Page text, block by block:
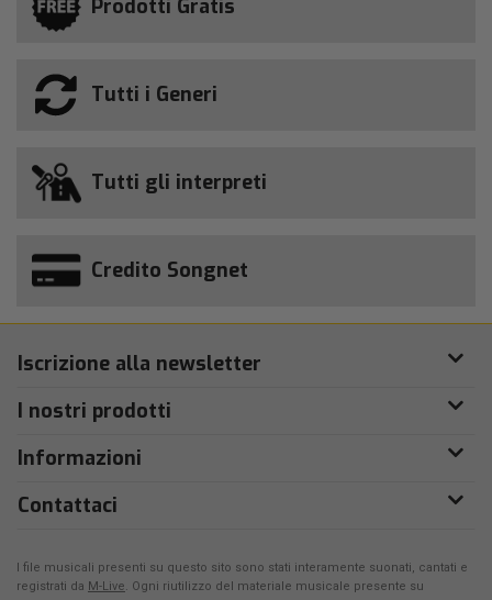
Prodotti Gratis
Tutti i Generi
Tutti gli interpreti
Credito Songnet
Iscrizione alla newsletter
I nostri prodotti
Informazioni
Contattaci
I file musicali presenti su questo sito sono stati interamente suonati, cantati e
registrati da M-Live. Ogni riutilizzo del materiale musicale presente su